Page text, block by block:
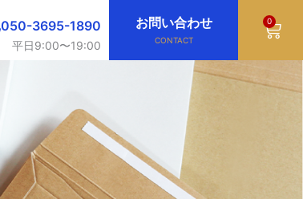
050-3695-1890
平日9:00〜19:00
お問い合わせ
CONTACT
0
Cart